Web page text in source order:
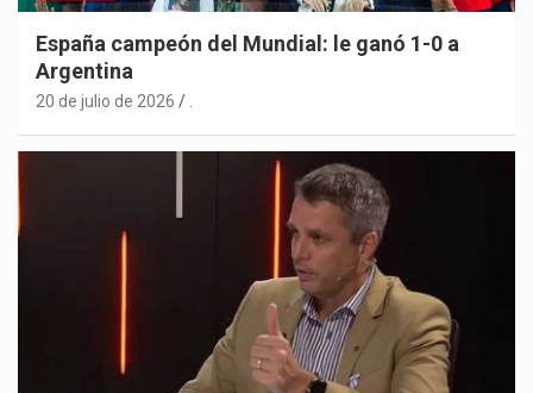
España campeón del Mundial: le ganó 1-0 a
Argentina
20 de julio de 2026